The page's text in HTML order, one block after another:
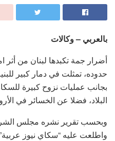
بالعربي – وكالات
أضرار جمة تكبدها لبنان من أثر
حدوده، تمثلت في دمار كبير
بجانب عمليات نزوح كبيرة
البلاد، فضلا عن الخسائر في
وبحسب تقرير نشره مجلس
واطلعت عليه “سكاي نيوز